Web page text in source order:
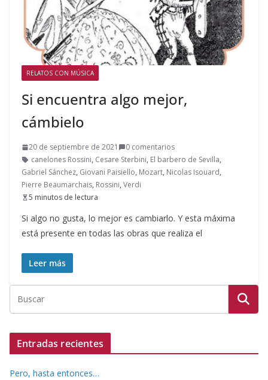
RELATOS CON MÚSICA
Si encuentra algo mejor,
cámbielo
20 de septiembre de 2021
0 comentarios
canelones Rossini, Cesare Sterbini, El barbero de Sevilla,
Gabriel Sánchez, Giovani Paisiello, Mozart, Nicolas Isouard,
Pierre Beaumarchais, Rossini, Verdi
5 minutos de lectura
Si algo no gusta, lo mejor es cambiarlo. Y esta máxima
está presente en todas las obras que realiza el
Leer más
Entradas recientes
Pero, hasta entonces…